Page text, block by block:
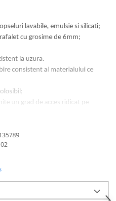
lavabile, emulsie si silicati;
cu grosime de 6mm;
la uzura.
consistent al materialului ce
un grad de acces ridicat pe